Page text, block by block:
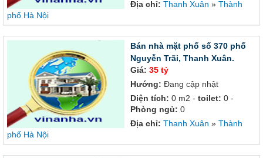
Địa chỉ: Thanh Xuân » Thành
phố Hà Nội
Bán nhà mặt phố số 370 phố
Nguyễn Trãi, Thanh Xuân.
Giá: 35 tỷ
Hướng: Đang cập nhật
Diện tích: 0 m2 - toilet: 0 -
Phòng ngủ: 0
Địa chỉ: Thanh Xuân » Thành
phố Hà Nội